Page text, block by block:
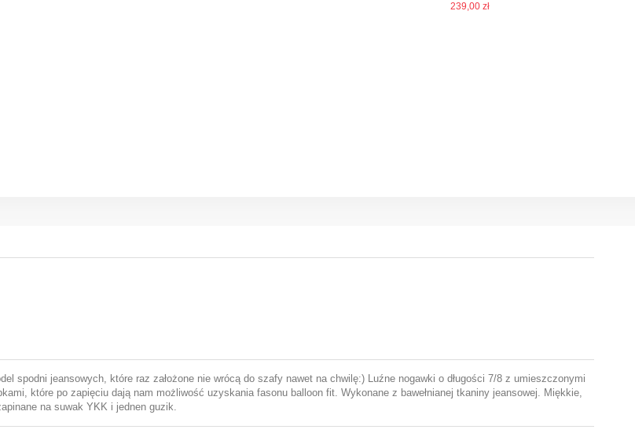
239,00 zł
spodni jeansowych, które raz założone nie wrócą do szafy nawet na chwilę:) Luźne nogawki o długości 7/8 z umieszczonymi
które po zapięciu dają nam możliwość uzyskania fasonu balloon fit. Wykonane z bawełnianej tkaniny jeansowej. Miękkie,
na suwak YKK i jednen guzik.